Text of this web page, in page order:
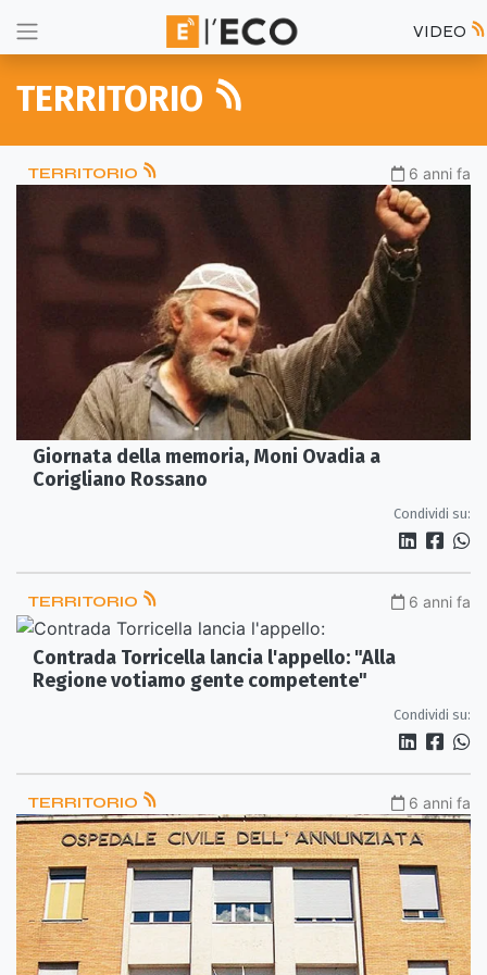
VIDEO
TERRITORIO
TERRITORIO 6 anni fa
Giornata della memoria, Moni Ovadia a
Corigliano Rossano
Condividi su:
TERRITORIO 6 anni fa
Contrada Torricella lancia l'appello: "Alla
Regione votiamo gente competente"
Condividi su:
TERRITORIO 6 anni fa